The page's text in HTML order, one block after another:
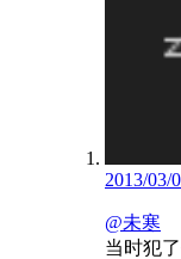
2013/03/
@未寒
当时犯